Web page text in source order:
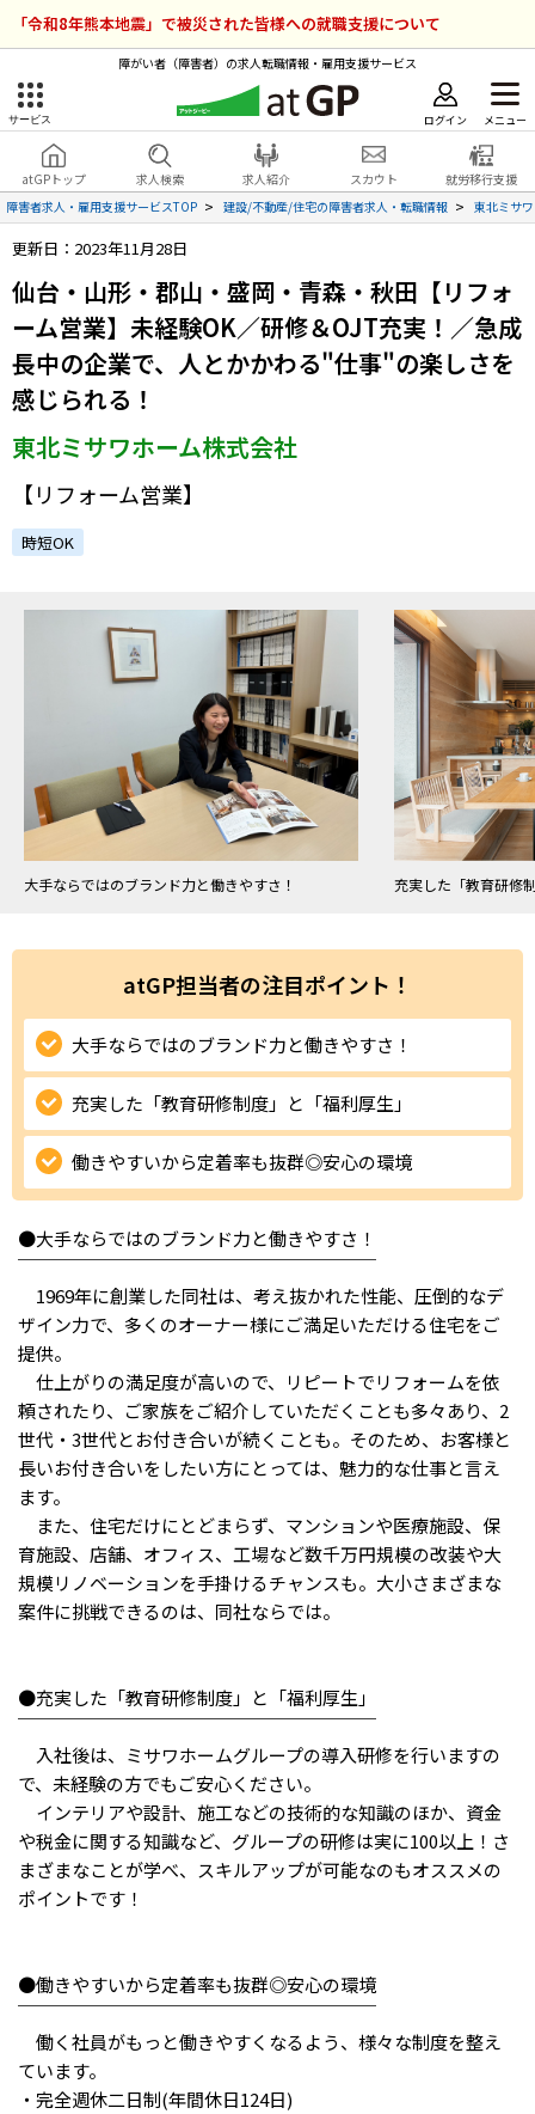
「令和8年熊本地震」で被災された皆様への就職支援について
障がい者（障害者）の求人転職情報・雇用支援サービス
サービス ログイン メニュー
atGPトップ 求人検索 求人紹介 スカウト
就労移行支援
障害者求人・雇用支援サービスTOP
建設/不動産/住宅の障害者求人・転職情報 東北ミサ
更新日：2023年11月28日
仙台・山形・郡山・盛岡・青森・秋田【リフォ
ーム営業】未経験OK／研修＆OJT充実！／急成
長中の企業で、人とかかわる"仕事"の楽しさを
感じられる！
東北ミサワホーム株式会社
【リフォーム営業】
時短OK
大手ならではのブランド力と働きやすさ！ 充実した「教育研修
atGP担当者の注目ポイント！
大手ならではのブランド力と働きやすさ！
充実した「教育研修制度」と「福利厚生」
働きやすいから定着率も抜群◎安心の環境
●大手ならではのブランド力と働きやすさ！
￣￣￣￣￣￣￣￣￣￣￣￣￣￣￣￣￣￣￣￣
1969年に創業した同社は、考え抜かれた性能、圧倒的なデ
ザイン力で、多くのオーナー様にご満足いただける住宅をご
提供。
仕上がりの満足度が高いので、リピートでリフォームを依
頼されたり、ご家族をご紹介していただくことも多々あり、2
世代・3世代とお付き合いが続くことも。そのため、お客様と
長いお付き合いをしたい方にとっては、魅力的な仕事と言え
ます。
また、住宅だけにとどまらず、マンションや医療施設、保
育施設、店舗、オフィス、工場など数千万円規模の改装や大
規模リノベーションを手掛けるチャンスも。大小さまざまな
案件に挑戦できるのは、同社ならでは。
●充実した「教育研修制度」と「福利厚生」
￣￣￣￣￣￣￣￣￣￣￣￣￣￣￣￣￣￣￣￣
入社後は、ミサワホームグループの導入研修を行いますの
で、未経験の方でもご安心ください。
インテリアや設計、施工などの技術的な知識のほか、資金
や税金に関する知識など、グループの研修は実に100以上！さ
まざまなことが学べ、スキルアップが可能なのもオススメの
ポイントです！
●働きやすいから定着率も抜群◎安心の環境
￣￣￣￣￣￣￣￣￣￣￣￣￣￣￣￣￣￣￣￣
働く社員がもっと働きやすくなるよう、様々な制度を整え
ています。
・完全週休二日制(年間休日124日)
障害者雇用のアットジーピー
サービスラインナップ
就転職支援サービス
障害者専門の就転職支援サービス
障害者アスリート専門の就転職支援サービス
ハイスキルな障害者の転職支援サービス
障害のある新卒学生専門の就職エージェントサービス
求人検索・スカウトサービス
障害者専門の求人検索・スカウトサービス
障害別専門支援の就労移行支援サービス
IT・Web制作スキルを身につける就労移行支援サービス
ソーシャルファームサービス
新しい障害者雇用支援サービス
ご利用ガイド
法人向けページ
メニューを閉じる
ログイン 会員登録 無料
atGPトップ
各種サービス
求人を検索する
求人を紹介してもらう
就職・転職ノウハウ
お問い合わせ・よくある質問
お問い合わせ
よくある質問
メニューを閉じる